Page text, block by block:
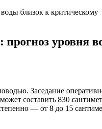
уровня
Заседание
составить 830
— от 8 до 15